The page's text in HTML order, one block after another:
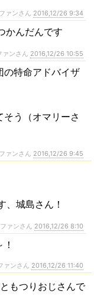
ァンさん 2016,12/26 9:34
かんだんです
ンさん 2016,12/26 10:55
の特命アドバイザ
う（オマリーさ
ァンさん 2016,12/26 9:45
、城島さん！
ァンさん 2016,12/26 8:10
ンさん 2016,12/26 11:40
もつりおじさんで